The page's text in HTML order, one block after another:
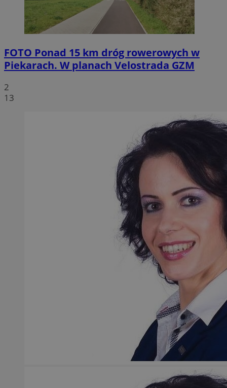
FOTO Ponad 15 km dróg rowerowych w
Piekarach. W planach Velostrada GZM
2
13